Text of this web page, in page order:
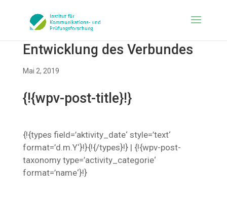
Entwicklung des Verbundes
Mai 2, 2019
{!{wpv-post-title}!}
{!{types field=’aktivity_date‘ style=’text‘
format=’d.m.Y‘}!}{!{/types}!} | {!{wpv-post-
taxonomy type=’activity_categorie‘
format=’name‘}!}